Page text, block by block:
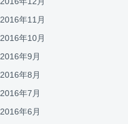
2016年11月
2016年10月
2016年9月
2016年8月
2016年7月
2016年6月